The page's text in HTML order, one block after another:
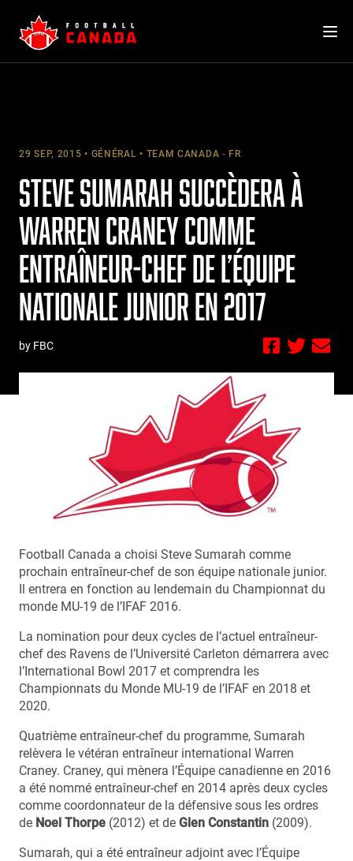
content
29 SEP, 2015 GÉNÉRAL TEAM CANADA - FR
STEVE SUMARAH SUCCÈDERA À
WARREN CRANEY COMME
ENTRAÎNEUR-CHEF DE L’ÉQUIPE
NATIONALE JUNIOR EN 2017
by FBC
Football Canada a choisi Steve Sumarah comme
prochain entraîneur-chef de son équipe nationale junior.
Il entrera en fonction au lendemain du Championnat du
monde MU-19 de l’IFAF 2016.
La nomination pour deux cycles de l’actuel entraîneur-
chef des Ravens de l’Université Carleton démarrera avec
l’International Bowl 2017 et comprendra les
Championnats du Monde MU-19 de l’IFAF en 2018 et
2020.
Quatrième entraîneur-chef du programme, Sumarah
relèvera le vétéran entraîneur international Warren
Craney. Craney, qui mènera l’Équipe canadienne en 2016
a été nommé entraîneur-chef en 2014 après deux cycles
comme coordonnateur de la défensive sous les ordres
de Noel Thorpe (2012) et de Glen Constantin (2009).
Sumarah, qui a été entraîneur adjoint avec l’Équipe